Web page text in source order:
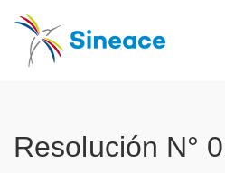
Resolución N°